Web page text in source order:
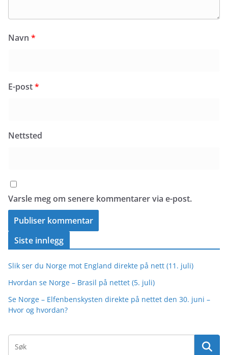
Navn *
E-post*
Nettsted
Varsle meg om senere kommentarer via e-post.
Siste innlegg
Slik ser du Norge mot England direkte på nett (11. juli)
Hvordan se Norge – Brasil på nettet (5. juli)
Se Norge – Elfenbenskysten direkte på nettet den 30. juni –
Hvor og hvordan?